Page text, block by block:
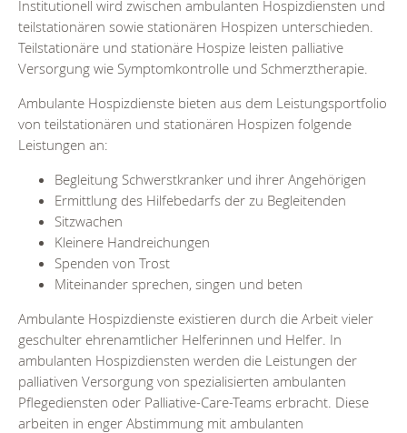
Institutionell wird zwischen ambulanten Hospizdiensten und
teilstationären sowie stationären Hospizen unterschieden.
Teilstationäre und stationäre Hospize leisten palliative
Versorgung wie Symptomkontrolle und Schmerztherapie.
Ambulante Hospizdienste bieten aus dem Leistungsportfolio
von teilstationären und stationären Hospizen folgende
Leistungen an:
Begleitung Schwerstkranker und ihrer Angehörigen
Ermittlung des Hilfebedarfs der zu Begleitenden
Sitzwachen
Kleinere Handreichungen
Spenden von Trost
Miteinander sprechen, singen und beten
Ambulante Hospizdienste existieren durch die Arbeit vieler
geschulter ehrenamtlicher Helferinnen und Helfer. In
ambulanten Hospizdiensten werden die Leistungen der
palliativen Versorgung von spezialisierten ambulanten
Pflegediensten oder Palliative-Care-Teams erbracht. Diese
arbeiten in enger Abstimmung mit ambulanten